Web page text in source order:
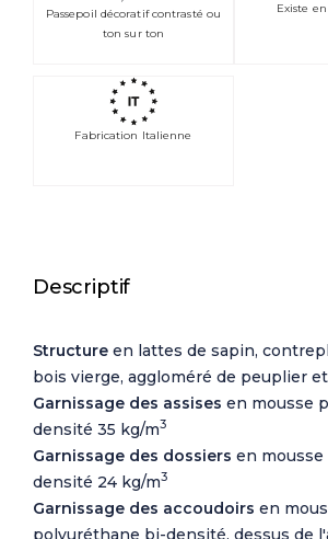
Passepoil décoratif contrasté ou
ton sur ton
Existe
Fabrication Italienne
Descriptif
Structure en lattes de sapin,
bois vierge, aggloméré de peuplier
Garnissage des assises en mousse
densité 35 kg/m3
Garnissage des dossiers en
densité 24 kg/m3
Garnissage des accoudoirs en
polyuréthane bi-densité, dessus de